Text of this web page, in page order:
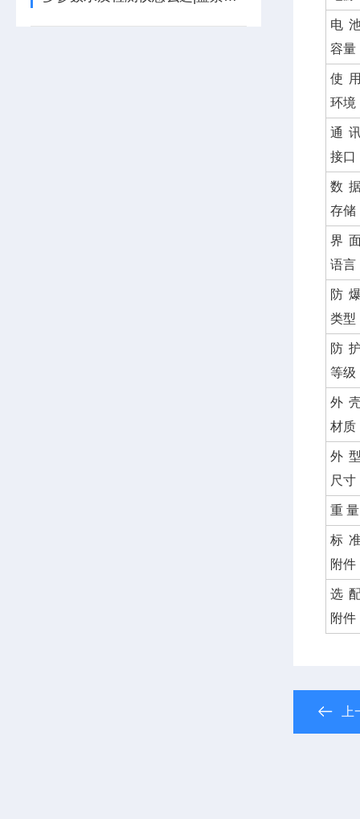
电
容量
使
环境
通
接口
数
存储
界
语言
防
类型
防
等级
外
材质
外
尺寸
重 量
标
附件
选
附件